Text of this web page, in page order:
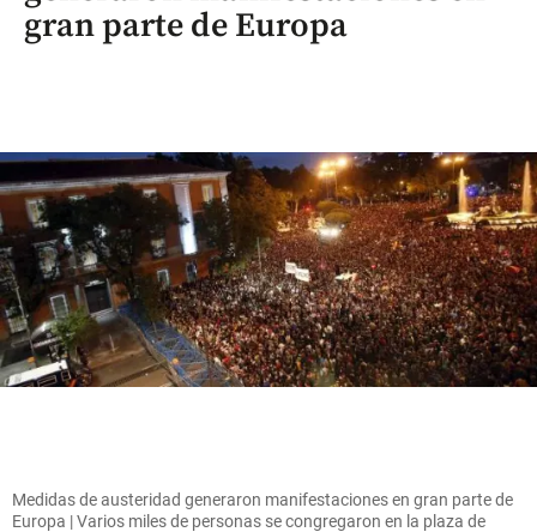
gran parte de Europa
Medidas de austeridad generaron manifestaciones en gran parte de
Europa | Varios miles de personas se congregaron en la plaza de